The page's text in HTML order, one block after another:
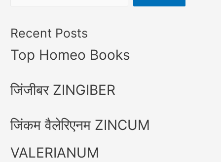
Recent Posts
Top Homeo Books
जिंजीबर ZINGIBER
जिंकम वैलेरिएनम ZINCUM
VALERIANUM